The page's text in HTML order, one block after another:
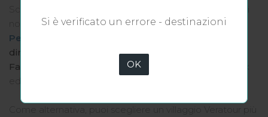
nostri villaggi turistici all inclusive. Il lussuosoVeraclub
Pegasos Deluxe Beach
direttamente sul mare
e sulla bella spiaggia di
Faliraki
, qui trascorrerai un soggiorno da favola tra relax
Si è verificato un errore - destinazioni
OK